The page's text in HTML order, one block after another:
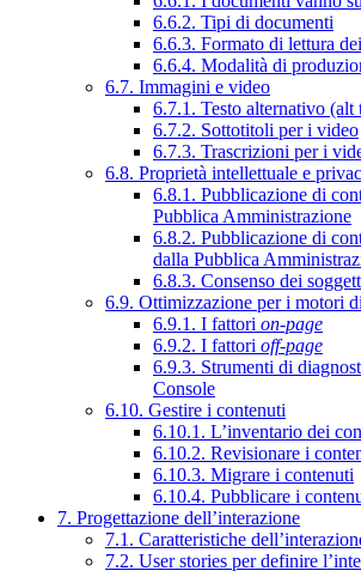
6.6.2. Tipi di documenti
6.6.3. Formato di lettura
6.6.4. Modalità di
6.7. Immagini e video
6.7.1. Testo alternativo
6.7.2. Sottotitoli per i video
6.7.3. Trascrizioni per i
6.8. Proprietà intellettuale e
6.8.1. Pubblicazione di
Pubblica Amministrazione
6.8.2. Pubblicazione di
dalla Pubblica
6.8.3. Consenso dei
6.9. Ottimizzazione per i motori
6.9.1. I fattori on-page
6.9.2. I fattori off-page
6.9.3. Strumenti di
Console
6.10. Gestire i contenuti
6.10.1. L’inventario dei
6.10.2. Revisionare i
6.10.3. Migrare i contenuti
6.10.4. Pubblicare i
7. Progettazione dell’interazione
7.1. Caratteristiche
7.2. User stories per definire